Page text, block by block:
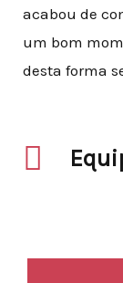
acabou de
um bom
desta forma